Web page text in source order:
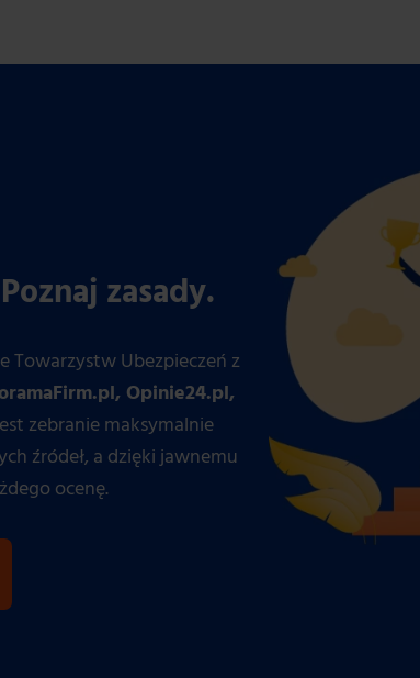
zasady.
Ubezpieczeń z
Opinie24.pl,
zebranie maksymalnie
źródeł, a dzięki jawnemu
ocenę.